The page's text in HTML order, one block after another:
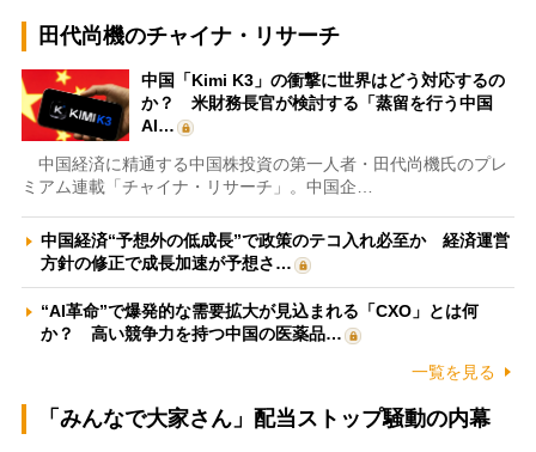
田代尚機のチャイナ・リサーチ
中国「Kimi K3」の衝撃に世界はどう対応するの
か？ 米財務長官が検討する「蒸留を行う中国
AI…
中国経済に精通する中国株投資の第一人者・田代尚機氏のプレ
ミアム連載「チャイナ・リサーチ」。中国企…
中国経済“予想外の低成長”で政策のテコ入れ必至か 経済運営
方針の修正で成長加速が予想さ…
“AI革命”で爆発的な需要拡大が見込まれる「CXO」とは何
か？ 高い競争力を持つ中国の医薬品…
一覧を見る
「みんなで大家さん」配当ストップ騒動の内幕